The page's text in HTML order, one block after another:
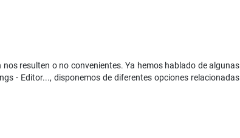
resulten o no convenientes. Ya hemos hablado de algunas
- Editor..., disponemos de diferentes opciones relacionadas